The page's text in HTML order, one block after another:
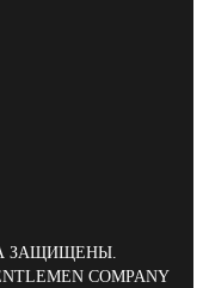
ЗАЩИЩЕНЫ.
COMPANY